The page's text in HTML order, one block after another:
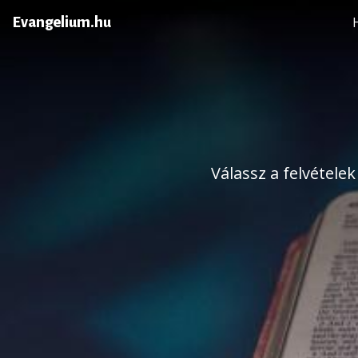
Evangelium.hu
Válassz a